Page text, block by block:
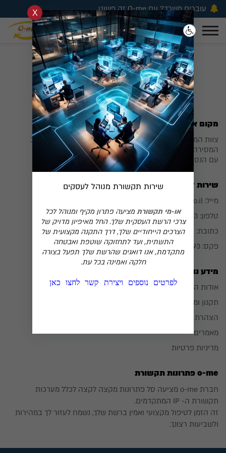
עוברים משרד? עם O-me זה פשוט
פתרונות תקשורת מתקדמים
לעסקים וחברות
קריאת שירות 1-700-706-963
0
0
מקום אחד לכל השירותים שלכם
צוות המומחים שלנו ישמח ללות אתכם משלב התכנון עד לשלב
המסירה ומתן תחזוקה שוטפת למערכות.
עם הנסיון הרב שצברנו אנחנו מבטיחים לכם מעבר קל וחלק.
שירות לקוחות
מייל: info@O-me.co.il
טלפון: 1-700-706-963
כתובת:
הגפן 26 מבשרת-ציון
פקס: 02-5333193
מידע נוסף
אודות החברה
תקנון ומדיניות אתר
הצהרת נגישות
מאמרים
מדיניות פרטיות
o-me פתרונות תקשורת
חברת o-me מציעה סל פתרונות מקצה לקצה לכלל מערכות
תקשורת ה- IP המתקדמים.
זה הזמן לטיפול מקצועי ואמין ברשת שלך, נשמח לעזור לך במהירות
ולשביעות רצונך.
שירות תקשורת מנוהל לעסקים
או-מי תקשורתמציעה פתרון מקיף ומנוהל לכל
צרכי הרשת העסקית שלך. החל מאיפיון מדויק של
הצרכים הייחודיים שלך, דרך התקנה מקצועית של
התשתית, ועד לתחזוקה שוטפת ואבטחה
מתקדמת, אנו דואגים שהרשת שלך תפעל בצורה
חלקה ואמינה בכל עת.
לפרטים נוספים ויצירת קשר לחצו כאן